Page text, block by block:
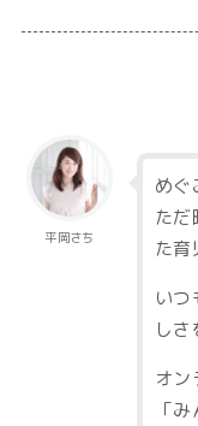
平岡さち
めぐ
た
た育
い
し
オ
「